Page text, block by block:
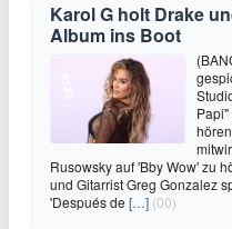
Karol G holt Drake
Album ins Boot
Rusowsky auf 'Bby Wow' zu
und Gitarrist Greg Gonzalez
'Después de […] (00)